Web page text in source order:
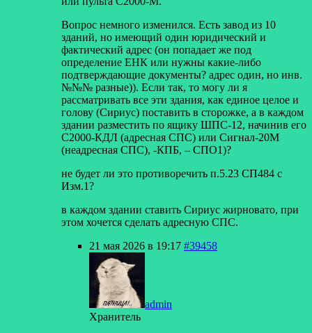
Вопрос немного изменился. Есть завод из 10
зданий, но имеющий один юридический и
фактический адрес (он попадает же под
определение ЕНК или нужны какие-либо
подтверждающие документы? адрес один, но инв.
№№№ разные)). Если так, то могу ли я
рассматривать все эти здания, как единое целое и
голову (Сириус) поставить в сторожке, а в каждом
здании разместить по ящику ШПС-12, начинив его
С2000-КДЛ (адресная СПС) или Сигнал-20М
(неадресная СПС), -КПБ, – СПО1)?
не будет ли это противоречить п.5.23 СП484 с
Изм.1?
в каждом здании ставить Сириус жирновато, при
этом хочется сделать адресную СПС.
21 мая 2026 в 19:17 #39458
admin
Хранитель